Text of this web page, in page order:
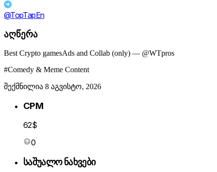
@TopTapEn
აღწერა
Best Crypto gamesAds and Collab (only) — @WTpros
#Comedy & Meme Content
შექმნილია 8 აგვისტო, 2026
CPM
62$
0
საშუალო ნახვები